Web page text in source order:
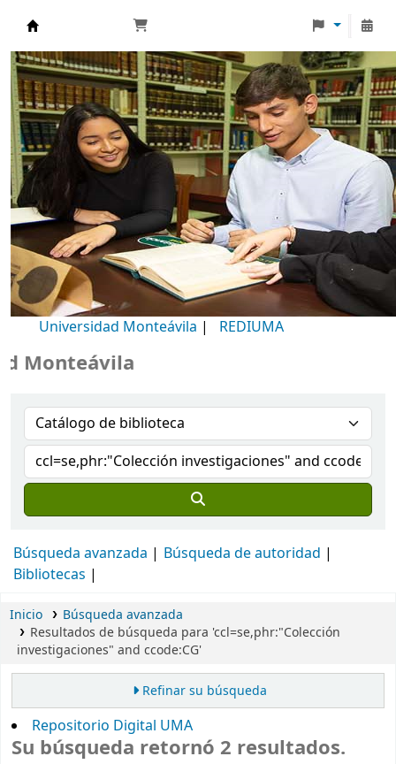
Biblioteca Universidad Monteávila
Universidad Monteávila | REDIUMA
Búsqueda avanzada
Búsqueda de autoridad
Bibliotecas
Inicio
Búsqueda avanzada
Resultados de búsqueda para 'ccl=se,phr:"Colección
investigaciones" and ccode:CG'
Refinar su búsqueda
Repositorio Digital UMA
Su búsqueda retornó 2 resultados.